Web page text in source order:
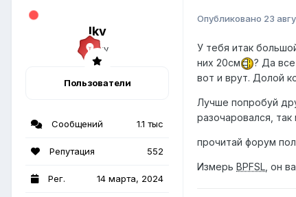
lkv
Пользователи
Сообщений 1.1 тыс
Репутация 552
Рег. 14 марта, 2024
Опубликовано 23
У тебя итак
них 20см
? Да
вот и врут. Долой
Лучше попробуй
разочаровался,
прочитай форум
Измерь BPFSL , он